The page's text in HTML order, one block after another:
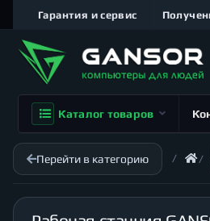
Гарантия и сервис
Каталог товаров
Перейти в категорию